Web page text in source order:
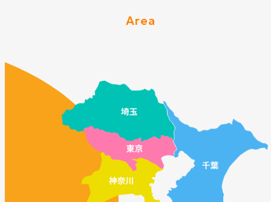
Area